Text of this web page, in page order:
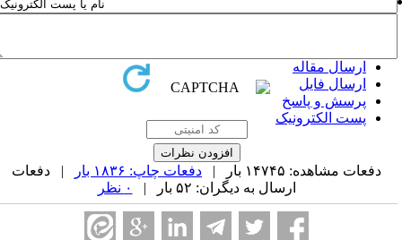
ارسال مقاله
ارسال فایل
پرسش و پاسخ
پست الکترونیک
دفعات مشاهده: ۱۴۷۴۵ بار | دفعات چاپ: ۱۸۳۶ بار
| دفعات
ارسال به دیگران: ۵۲ بار |